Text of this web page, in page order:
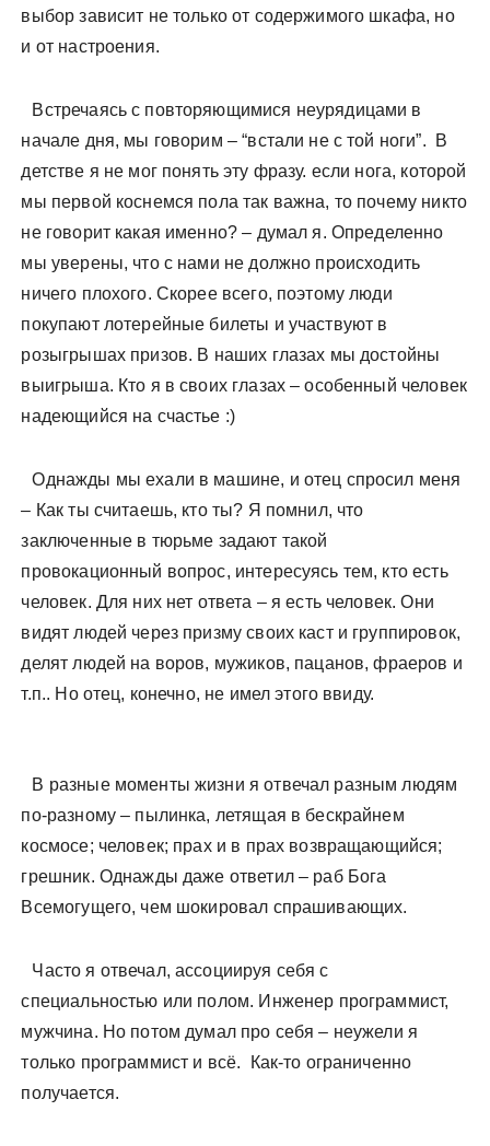
выбор зависит не только от содержимого шкафа, но
и от настроения.
Встречаясь с повторяющимися неурядицами в
начале дня, мы говорим – “встали не с той ноги”. В
детстве я не мог понять эту фразу. если нога, которой
мы первой коснемся пола так важна, то почему никто
не говорит какая именно? – думал я. Определенно
мы уверены, что с нами не должно происходить
ничего плохого. Скорее всего, поэтому люди
покупают лотерейные билеты и участвуют в
розыгрышах призов. В наших глазах мы достойны
выигрыша. Кто я в своих глазах – особенный человек
надеющийся на счастье :)
Однажды мы ехали в машине, и отец спросил меня
– Как ты считаешь, кто ты? Я помнил, что
заключенные в тюрьме задают такой
провокационный вопрос, интересуясь тем, кто есть
человек. Для них нет ответа – я есть человек. Они
видят людей через призму своих каст и группировок,
делят людей на воров, мужиков, пацанов, фраеров и
т.п.. Но отец, конечно, не имел этого ввиду.
В разные моменты жизни я отвечал разным людям
по-разному – пылинка, летящая в бескрайнем
космосе; человек; прах и в прах возвращающийся;
грешник. Однажды даже ответил – раб Бога
Всемогущего, чем шокировал спрашивающих.
Часто я отвечал, ассоциируя себя с
специальностью или полом. Инженер программист,
мужчина. Но потом думал про себя – неужели я
только программист и всё. Как-то ограниченно
получается.